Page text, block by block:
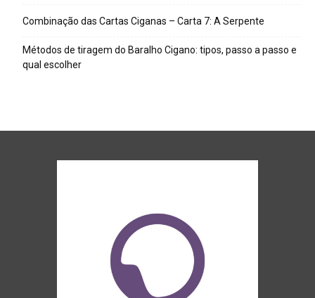
Combinação das Cartas Ciganas – Carta 7: A Serpente
Métodos de tiragem do Baralho Cigano: tipos, passo a passo e
qual escolher